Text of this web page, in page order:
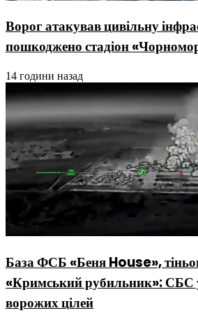
Ворог атакував цивільну
пошкоджено стадіон
14 години назад
База ФСБ «Беня House»,
«Кримський рубильник»: СБС
ворожих цілей